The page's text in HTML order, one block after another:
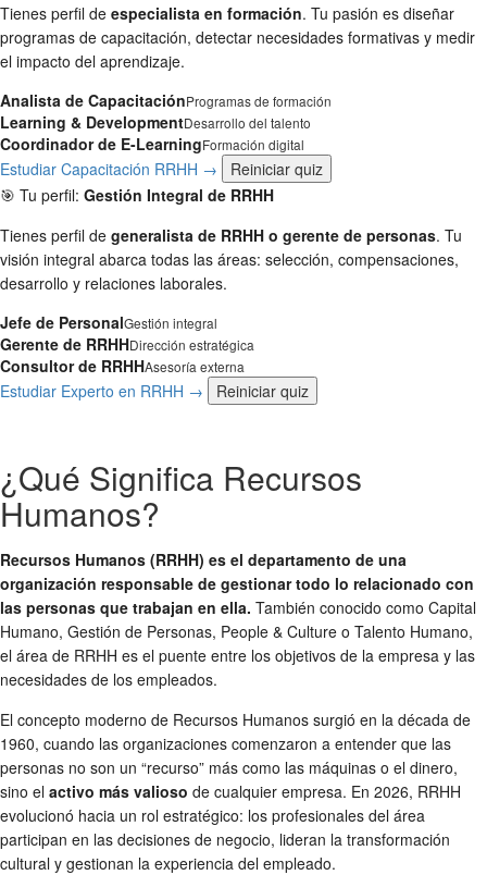
Tienes perfil de especialista en formación. Tu pasión es diseñar
programas de capacitación, detectar necesidades formativas y medir
el impacto del aprendizaje.
Analista de CapacitaciónProgramas de formación
Learning & DevelopmentDesarrollo del talento
Coordinador de E-LearningFormación digital
Estudiar Capacitación RRHH →
Reiniciar quiz
🎯 Tu perfil: Gestión Integral de RRHH
Tienes perfil de generalista de RRHH o gerente de personas. Tu
visión integral abarca todas las áreas: selección, compensaciones,
desarrollo y relaciones laborales.
Jefe de PersonalGestión integral
Gerente de RRHHDirección estratégica
Consultor de RRHHAsesoría externa
Estudiar Experto en RRHH → Reiniciar quiz
¿Qué Significa Recursos
Humanos?
Recursos Humanos (RRHH) es el departamento de una
organización responsable de gestionar todo lo relacionado con
las personas que trabajan en ella. También conocido como Capital
Humano, Gestión de Personas, People & Culture o Talento Humano,
el área de RRHH es el puente entre los objetivos de la empresa y las
necesidades de los empleados.
El concepto moderno de Recursos Humanos surgió en la década de
1960, cuando las organizaciones comenzaron a entender que las
personas no son un “recurso” más como las máquinas o el dinero,
sino el activo más valioso de cualquier empresa. En 2026, RRHH
evolucionó hacia un rol estratégico: los profesionales del área
participan en las decisiones de negocio, lideran la transformación
cultural y gestionan la experiencia del empleado.